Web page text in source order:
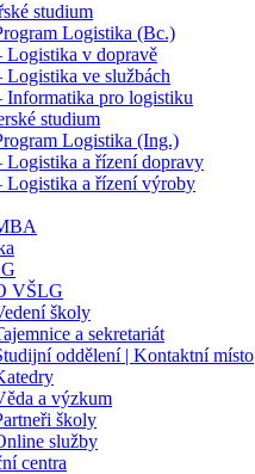
studium
Logistika (Bc.)
Logistika v dopravě
Logistika ve službách
Informatika pro logistiku
studium
Logistika (Ing.)
Logistika a řízení dopravy
Logistika a řízení výroby
VŠLG
školy
a sekretariát
oddělení | Kontaktní místo
a výzkum
školy
služby
centra